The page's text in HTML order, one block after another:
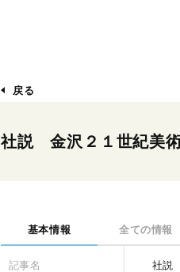
戻る
社説 金沢２１世紀美
基本情報 全ての情報
記事名 社説